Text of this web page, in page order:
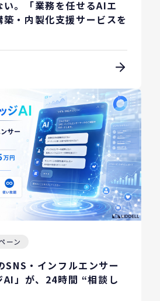
。「業務を任せるAIエ
・内製化支援サービスを
ーン
SNS・インフルエンサー
AI」が、24時間 “相談し